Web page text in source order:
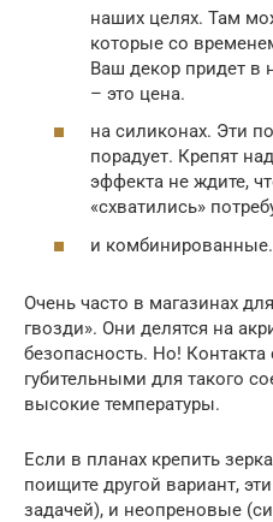
наших целях. Там
которые со
Ваш декор придет в
– это цена.
на силиконах. Эти
порадует. Крепят
эффекта не ждите,
«схватились»
и комбинированные.
Очень часто в магазинах
гвозди». Они делятся на
безопасность. Но!
губительными для такого
высокие температуры.
Если в планах крепить
поищите другой вариант,
задачей), и неопреновые